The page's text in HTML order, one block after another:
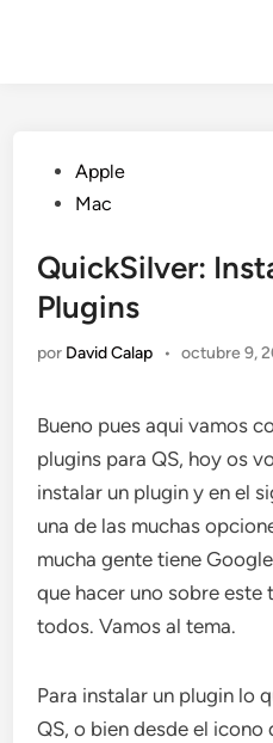
Publicado
en
Apple
Mac
QuickSilver:
Plugins
por David Calap • octubre 9,
Bueno pues aqui vamos
plugins para QS, hoy os
instalar un plugin y en el
una de las muchas
mucha gente tiene
que hacer uno sobre este
todos. Vamos al tema.
Para instalar un plugin lo
QS, o bien desde el icono